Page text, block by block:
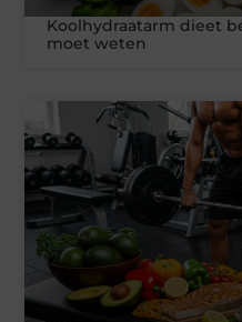
Koolhydraatarm dieet
moet weten